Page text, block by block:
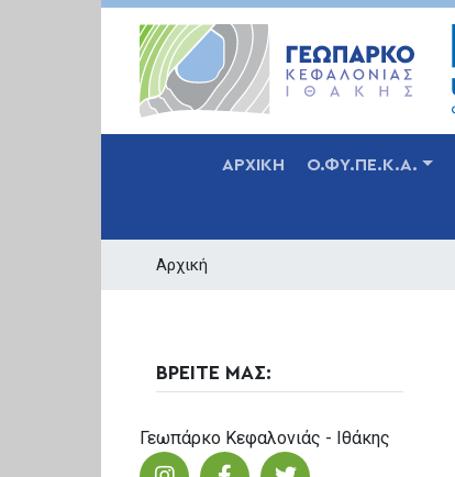
ΑΡΧΙΚΗ Ο.ΦΥ.ΠΕ.Κ.Α.
Αρχική
ΒΡΕΙΤΕ ΜΑΣ:
Γεωπάρκο Κεφαλονιάς - Ιθάκης